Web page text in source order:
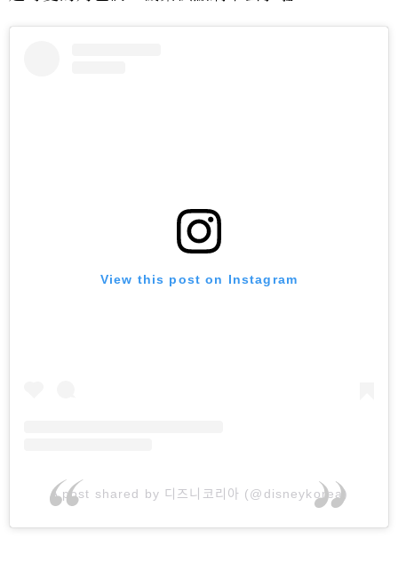
View this post on Instagram
A post shared by 디즈니코리아 (@disneykorea)